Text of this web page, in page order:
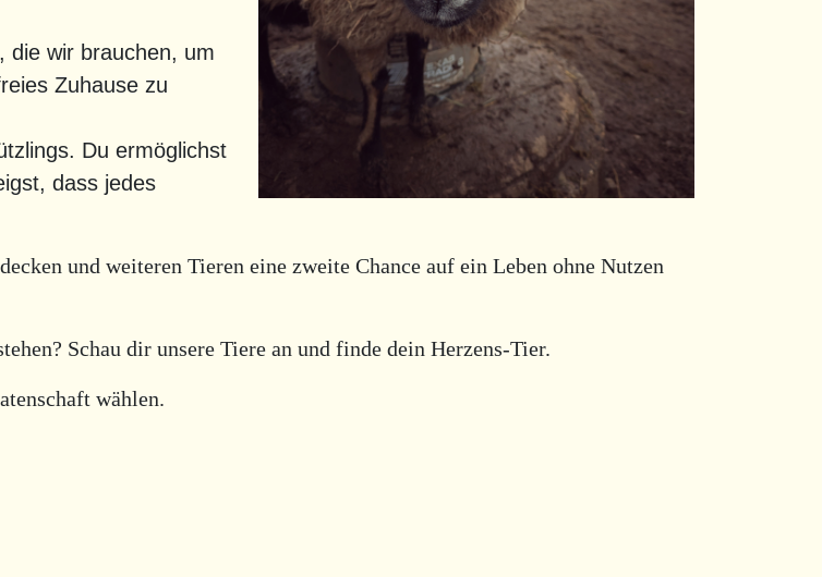
die wir brauchen, um
Zuhause zu
Du ermöglichst
dass jedes
und weiteren Tieren eine zweite Chance auf ein Leben ohne Nutzen
Schau dir unsere Tiere an und finde dein Herzens-Tier.
wählen.